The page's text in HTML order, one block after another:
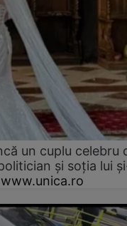
un cuplu celebru
și soția lui
www.unica.ro